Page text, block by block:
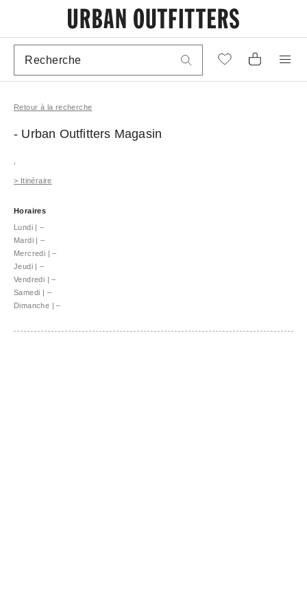
Retour à la recherche
- Urban Outfitters Magasin
> Itinéraire
Horaires
Lundi | –
Mardi | –
Mercredi | –
Jeudi | –
Vendredi | –
Samedi | –
Dimanche | –